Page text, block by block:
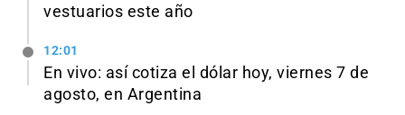
vestuarios este año
12:01
En vivo: así cotiza el dólar hoy, viernes 7 de
agosto, en Argentina